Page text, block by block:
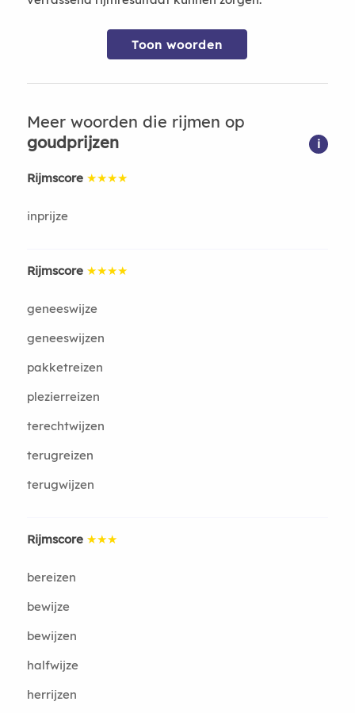
Toon woorden
Meer woorden die rijmen op
goudprijzen
i
Rijmscore ★★★★
inprijze
Rijmscore ★★★★
geneeswijze
geneeswijzen
pakketreizen
plezierreizen
terechtwijzen
terugreizen
terugwijzen
Rijmscore ★★★
bereizen
bewijze
bewijzen
halfwijze
herrijzen